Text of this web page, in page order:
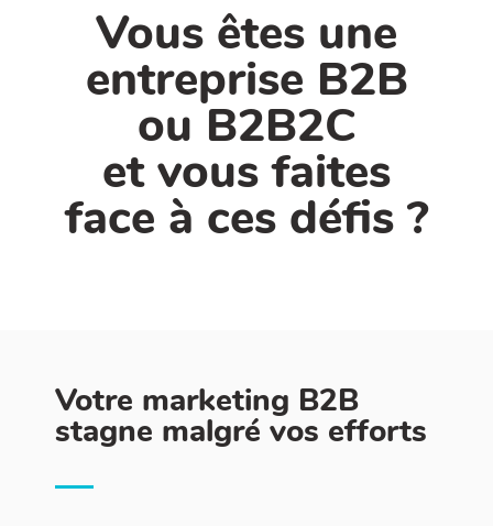
Vous êtes une
entreprise B2B
ou B2B2C
et vous faites
face à ces défis ?
Votre marketing B2B
stagne malgré vos efforts